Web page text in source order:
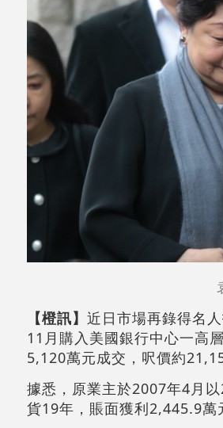
【橙訊】 近日市場再錄得名
11月購入美國銀行中心一高
5,120萬元成交，呎價約
據悉，原業主於2007年4月
貨19年，賬面獲利2,445.9萬